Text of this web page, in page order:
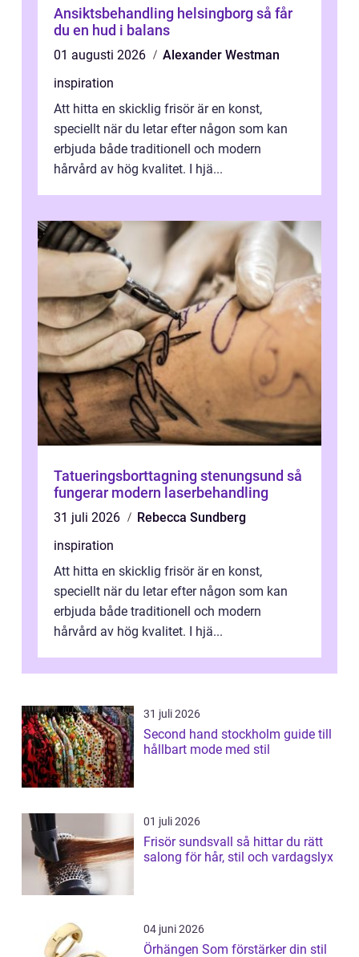
Ansiktsbehandling helsingborg så får
du en hud i balans
01 augusti 2026
Alexander Westman
inspiration
Att hitta en skicklig frisör är en konst,
speciellt när du letar efter någon som kan
erbjuda både traditionell och modern
hårvård av hög kvalitet. I hjä...
Tatueringsborttagning stenungsund så
fungerar modern laserbehandling
31 juli 2026
Rebecca Sundberg
inspiration
Att hitta en skicklig frisör är en konst,
speciellt när du letar efter någon som kan
erbjuda både traditionell och modern
hårvård av hög kvalitet. I hjä...
31 juli 2026
Second hand stockholm guide till
hållbart mode med stil
01 juli 2026
Frisör sundsvall så hittar du rätt
salong för hår, stil och vardagslyx
04 juni 2026
Örhängen Som förstärker din stil